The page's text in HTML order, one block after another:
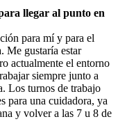
llegar al punto en
para mí y para el
Me gustaría estar
actualmente el entorno
siempre junto a
Los turnos de trabajo
para una cuidadora, ya
y volver a las 7 u 8 de